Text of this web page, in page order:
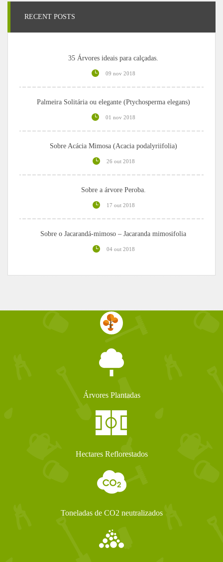
RECENT POSTS
35 Árvores ideais para calçadas.
09 nov 2018
Palmeira Solitária ou elegante (Ptychosperma elegans)
01 nov 2018
Sobre Acácia Mimosa (Acacia podalyriifolia)
26 out 2018
Sobre a árvore Peroba.
17 out 2018
Sobre o Jacarandá-mimoso – Jacaranda mimosifolia
04 out 2018
Árvores Plantadas
Hectares Reflorestados
Toneladas de CO2 neutralizados